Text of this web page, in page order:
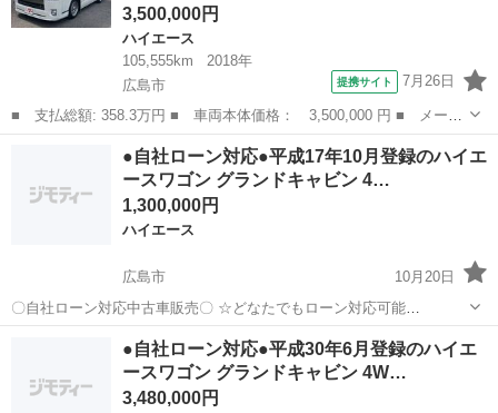
3,500,000円
ハイエース
105,555km
2018年
広島市
提携サイト 7月26日
■ 支払総額: 358.3万円 ■ 車両本体価格： 3,500,000 円 ■ メーカ
ー名： トヨタ ■ 車種名： ハイエースバン ■ グレード名： ス
ーパーＧＬ ダークプライムＩＩ 両側スライドドア ＴＶナビ バ
ックカメ...
ハイエース
●自社ローン対応●平成17年10月登録のハイエ
ースワゴン グランドキャビン 4…
1,300,000円
ハイエース
広島市
10月20日
〇自社ローン対応中古車販売〇 ☆どなたでもローン対応可能
☆ １、勤続年数の短い方や自営業の方 ２、パートを
される主婦の方や派遣社員の方 ３、自己破産等をされた方やローンが
組めない方 ４、他社様で...
ハイエース 車両
●自社ローン対応●平成30年6月登録のハイエ
ースワゴン グランドキャビン 4W…
3,480,000円